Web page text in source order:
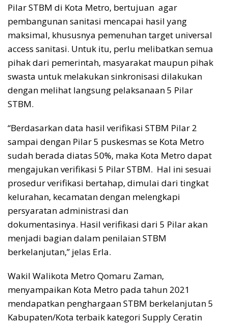
Pilar STBM di Kota Metro, bertujuan agar
pembangunan sanitasi mencapai hasil yang
maksimal, khususnya pemenuhan target universal
access sanitasi. Untuk itu, perlu melibatkan semua
pihak dari pemerintah, masyarakat maupun pihak
swasta untuk melakukan sinkronisasi dilakukan
dengan melihat langsung pelaksanaan 5 Pilar
STBM.
“Berdasarkan data hasil verifikasi STBM Pilar 2
sampai dengan Pilar 5 puskesmas se Kota Metro
sudah berada diatas 50%, maka Kota Metro dapat
mengajukan verifikasi 5 Pilar STBM. Hal ini sesuai
prosedur verifikasi bertahap, dimulai dari tingkat
kelurahan, kecamatan dengan melengkapi
persyaratan administrasi dan
dokumentasinya. Hasil verifikasi dari 5 Pilar akan
menjadi bagian dalam penilaian STBM
berkelanjutan,” jelas Erla.
Wakil Walikota Metro Qomaru Zaman,
menyampaikan Kota Metro pada tahun 2021
mendapatkan penghargaan STBM berkelanjutan 5
Kabupaten/Kota terbaik kategori Supply Ceratin